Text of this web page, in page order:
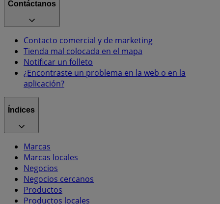
Contáctanos
Contacto comercial y de marketing
Tienda mal colocada en el mapa
Notificar un folleto
¿Encontraste un problema en la web o en la
aplicación?
Índices
Marcas
Marcas locales
Negocios
Negocios cercanos
Productos
Productos locales